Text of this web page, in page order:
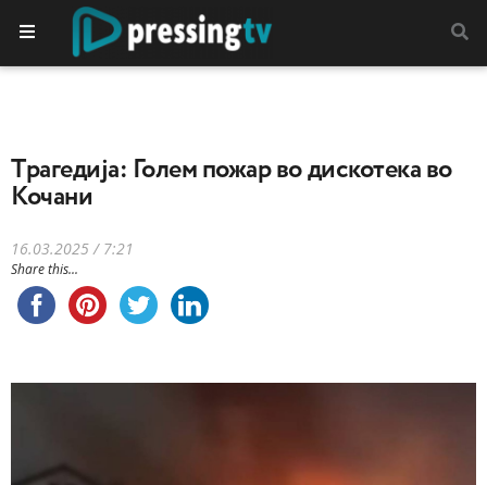
Tрагедија: Голем пожар во дискотека во
Кочани
16.03.2025 / 7:21
Share this...